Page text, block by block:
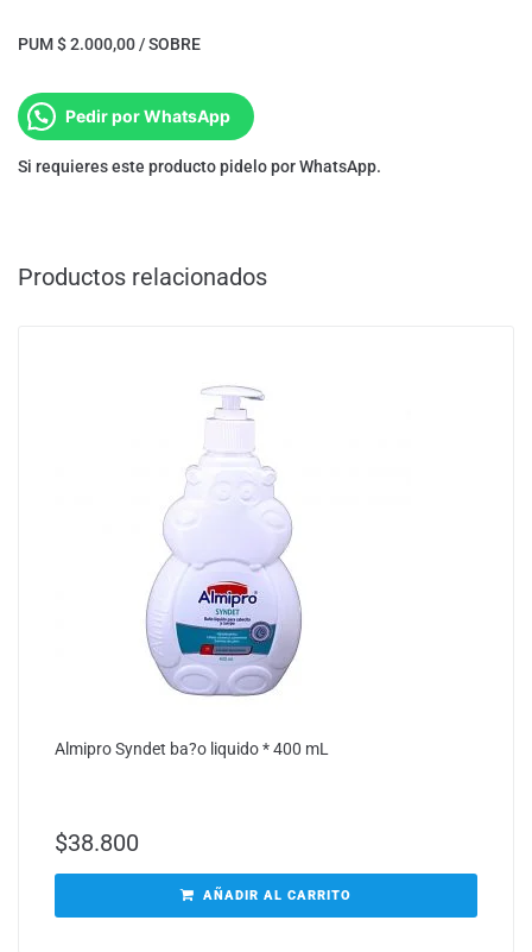
PUM $ 2.000,00 / SOBRE
Pedir por WhatsApp
Si requieres este producto pidelo por WhatsApp.
Productos relacionados
Almipro Syndet ba?o liquido * 400 mL
$38.800
AÑADIR AL CARRITO